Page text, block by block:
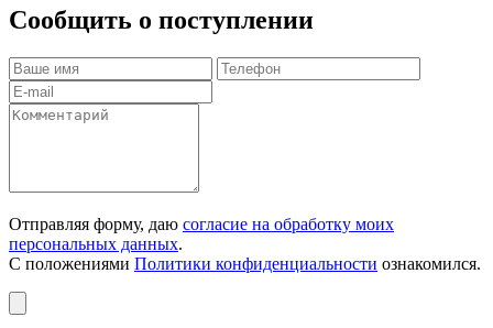
Сообщить о поступлении
Отправляя форму, даю согласие на обработку моих
персональных данных.
С положениями Политики конфиденциальности ознакомился.